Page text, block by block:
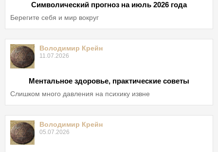
Символический прогноз на июль 2026 года
Берегите себя и мир вокруг
Володимир Крейн
11.07.2026
Ментальное здоровье, практические советы
Слишком много давления на психику извне
Володимир Крейн
05.07.2026